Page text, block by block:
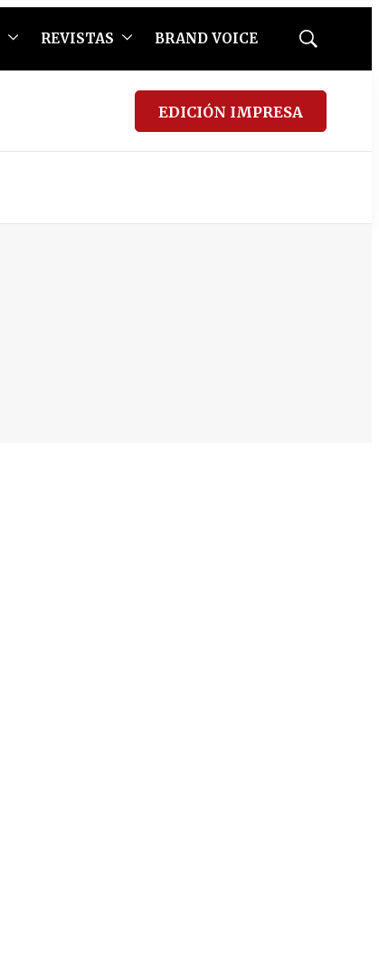
REVISTAS BRAND VOICE
Mostrar
EDICIÓN IMPRESA